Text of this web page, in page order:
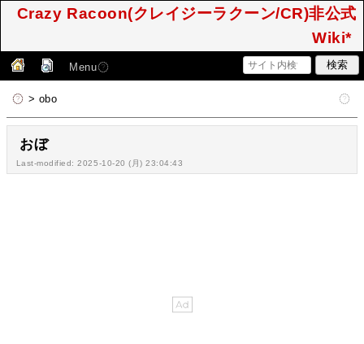
Crazy Racoon(クレイジーラクーン/CR)非公式
Wiki*
Menu
> obo
おぼ
Last-modified: 2025-10-20 (月) 23:04:43